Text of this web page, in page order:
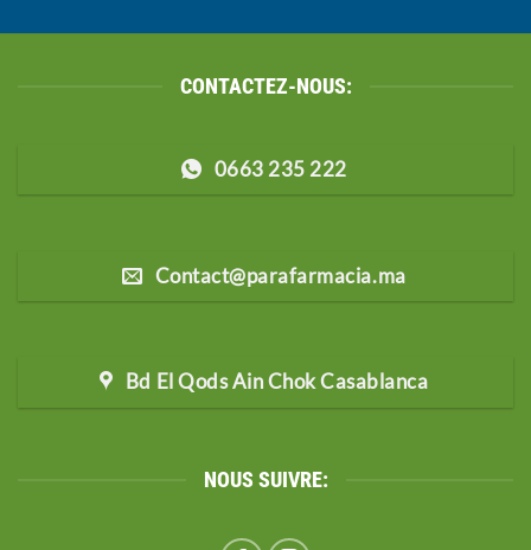
CONTACTEZ-NOUS:
0663 235 222
Contact@parafarmacia.ma
Bd El Qods Ain Chok Casablanca
NOUS SUIVRE: